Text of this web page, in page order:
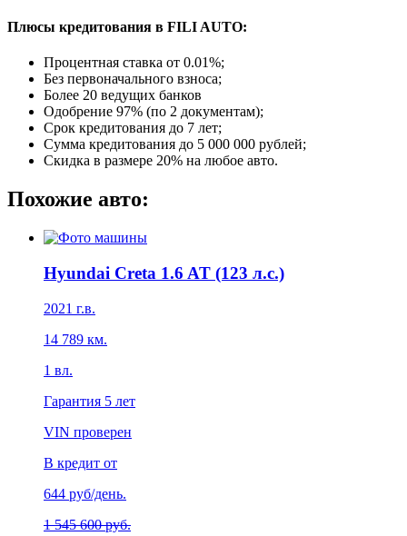
Плюсы кредитования в FILI AUTO:
Процентная ставка от 0.01%;
Без первоначального взноса;
Более 20 ведущих банков
Одобрение 97% (по 2 документам);
Срок кредитования до 7 лет;
Сумма кредитования до 5 000 000 рублей;
Скидка в размере 20% на любое авто.
Похожие авто:
Hyundai Creta 1.6 AT (123 л.с.)
2021 г.в.
14 789 км.
1 вл.
Гарантия 5 лет
VIN проверен
В кредит от
644 руб/день.
1 545 600 руб.